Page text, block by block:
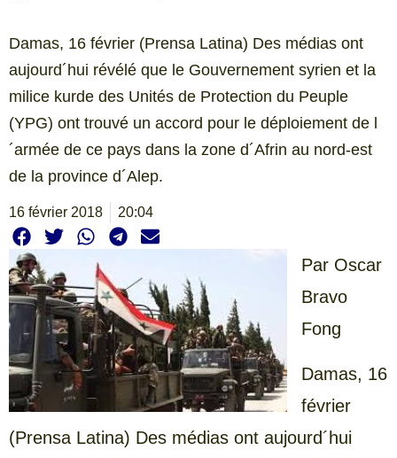
Damas, 16 février (Prensa Latina) Des médias ont
aujourd´hui révélé que le Gouvernement syrien et la
milice kurde des Unités de Protection du Peuple
(YPG) ont trouvé un accord pour le déploiement de l
´armée de ce pays dans la zone d´Afrin au nord-est
de la province d´Alep.
16 février 2018 20:04
Par Oscar
Bravo
Fong
Damas, 16
février
(Prensa Latina) Des médias ont aujourd´hui